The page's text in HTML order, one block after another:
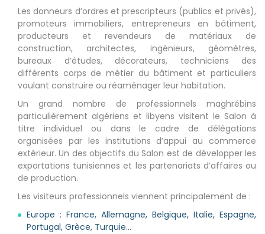
Les donneurs d’ordres et prescripteurs (publics et privés),
promoteurs immobiliers, entrepreneurs en bâtiment,
producteurs et revendeurs de matériaux de
construction, architectes, ingénieurs, géomètres,
bureaux d’études, décorateurs, techniciens des
différents corps de métier du bâtiment et particuliers
voulant construire ou réaménager leur habitation.
Un grand nombre de professionnels maghrébins
particulièrement algériens et libyens visitent le Salon à
titre individuel ou dans le cadre de délégations
organisées par les institutions d’appui au commerce
extérieur. Un des objectifs du Salon est de développer les
exportations tunisiennes et les partenariats d’affaires ou
de production.
Les visiteurs professionnels viennent principalement de :
Europe : France, Allemagne, Belgique, Italie, Espagne,
Portugal, Grèce, Turquie…